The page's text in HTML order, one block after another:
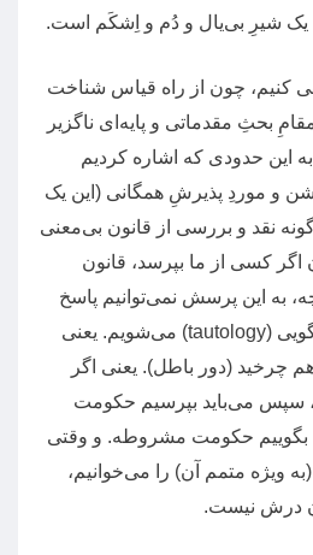
یک شیرِ بی‌یال و دُم و اِشکَم است.
کنیم، چون از راه قیاس شناخت
بحثِ مقدماتی و پایه‌ای ناگزیر
این حدودی که اشاره کردیم
و موردِ پذیرشِ همگانی ( این یک
نقد و بررسی از قانون بی‌معنی
اگر کسی از ما بپرسد، قانون
به این پرسش نمی‌توانیم پاسخ
(tautology) می‌شویم. یعنی
چرخید (دور باطل). یعنی اگر
، سپس می‌باید بپرسیم حکومت
بگوییم حکومت مشروطه. و وقتی
(به ویژه متمم آن) را می‌خوانیم،
درش نیست.